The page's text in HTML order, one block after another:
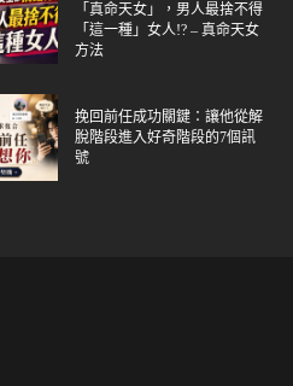
「真命天女」，男人最捨不得
「這一種」女人!? – 真命天女
方法
挽回前任成功關鍵：讓他從解
脫階段進入好奇階段的7個訊
號